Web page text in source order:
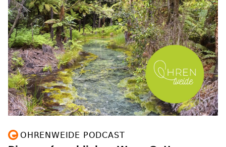
OHRENWEIDE PODCAST